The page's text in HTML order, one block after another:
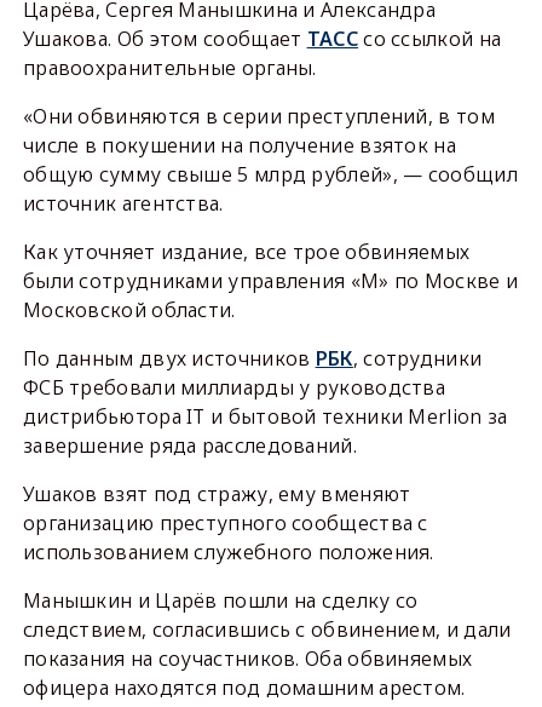
Царёва, Сергея Манышкина и Александра
Ушакова. Об этом сообщает ТАССсо ссылкой на
правоохранительные органы.
«Они обвиняются в серии преступлений, в том
числе в покушении на получение взяток на
общую сумму свыше 5 млрд рублей», — сообщил
источник агентства.
Как уточняет издание, все трое обвиняемых
были сотрудниками управления «М» по Москве и
Московской области.
По данным двух источников РБК, сотрудники
ФСБ требовали миллиарды у руководства
дистрибьютора IT и бытовой техники Merlion за
завершение ряда расследований.
Ушаков взят под стражу, ему вменяют
организацию преступного сообщества с
использованием служебного положения.
Манышкин и Царёв пошли на сделку со
следствием, согласившись с обвинением, и дали
показания на соучастников. Оба обвиняемых
офицера находятся под домашним арестом.